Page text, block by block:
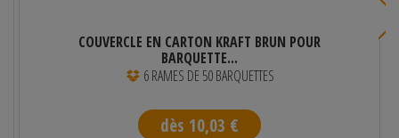
COUVERCLE EN CARTON KRAFT BRUN POUR
BARQUETTE...
6 RAMES DE 50 BARQUETTES
dès 10,03 €